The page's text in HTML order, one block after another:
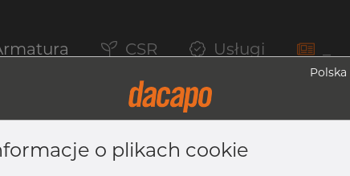
CSR Usługi
Spawania, Clamp, 316L, DS/SMS,
Polska
o plikach cookie